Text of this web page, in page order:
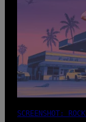
SCREENSHOT: